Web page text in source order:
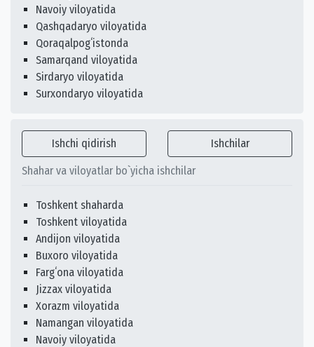
Navoiy viloyatida
Qashqadaryo viloyatida
Qoraqalpogʻistonda
Samarqand viloyatida
Sirdaryo viloyatida
Surxondaryo viloyatida
Ishchi qidirish Ishchilar
Shahar va viloyatlar bo`yicha ishchilar
Toshkent shaharda
Toshkent viloyatida
Andijon viloyatida
Buxoro viloyatida
Fargʻona viloyatida
Jizzax viloyatida
Xorazm viloyatida
Namangan viloyatida
Navoiy viloyatida